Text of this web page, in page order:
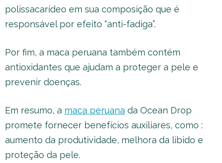
polissacarídeo em sua composição que é
responsável por efeito “anti-fadiga”.
Por fim, a maca peruana também contém
antioxidantes que ajudam a proteger a pele e
prevenir doenças.
Em resumo, a maca peruana da Ocean Drop
promete fornecer benefícios auxiliares, como :
aumento da produtividade, melhora da libido e
proteção da pele.